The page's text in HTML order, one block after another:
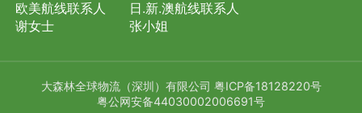
欧美航线联系人
谢女士
日.新.澳航线联系人
张小姐
大森林全球物流（深圳）有限公司 粤ICP备18128220号
粤公网安备44030002006691号